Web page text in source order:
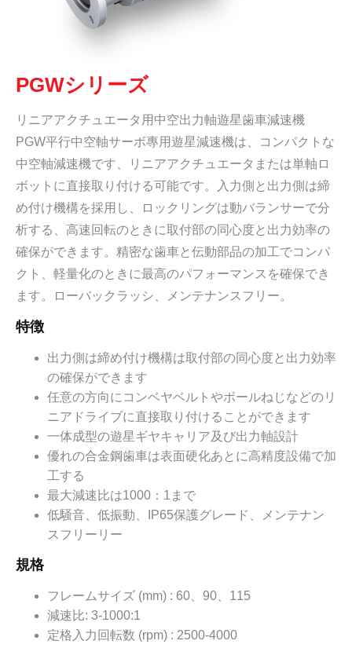
PGWシリーズ
リニアアクチュエータ用中空出力軸遊星歯車減速機
PGW平行中空軸サーボ專用遊星減速機は、コンパクトな
中空軸減速機です、リニアアクチュエータまたは単軸ロ
ボットに直接取り付ける可能です。入力側と出力側は締
め付け機構を採用し、ロックリングは動バランサーで分
析する、高速回転のときに取付部の同心度と出力効率の
確保ができます。精密な歯車と伝動部品の加工でコンパ
クト、軽量化のときに最高のパフォーマンスを確保でき
ます。ローバックラッシ、メンテナンスフリー。
特徴
出力側は締め付け機構は取付部の同心度と出力効率
の確保ができます
任意の方向にコンベヤベルトやボールねじなどのリ
ニアドライブに直接取り付けることができます
一体成型の遊星ギヤキャリア及び出力軸設計
優れの合金鋼歯車は表面硬化あとに高精度設備で加
工する
最大減速比は1000：1まで
低騒音、低振動、IP65保護グレード、メンテナン
スフリーリー
規格
フレームサイズ (mm) : 60、90、115
減速比: 3-1000:1
定格入力回転数 (rpm) : 2500-4000